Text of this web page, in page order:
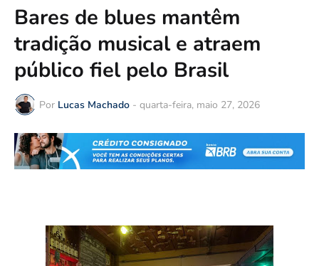
Bares de blues mantêm
tradição musical e atraem
público fiel pelo Brasil
Por Lucas Machado - quarta-feira, maio 27, 2026